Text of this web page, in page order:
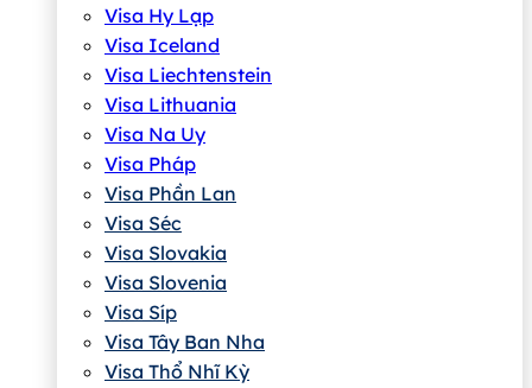
Visa Hy Lạp
Visa Iceland
Visa Liechtenstein
Visa Lithuania
Visa Na Uy
Visa Pháp
Visa Phần Lan
Visa Séc
Visa Slovakia
Visa Slovenia
Visa Síp
Visa Tây Ban Nha
Visa Thổ Nhĩ Kỳ